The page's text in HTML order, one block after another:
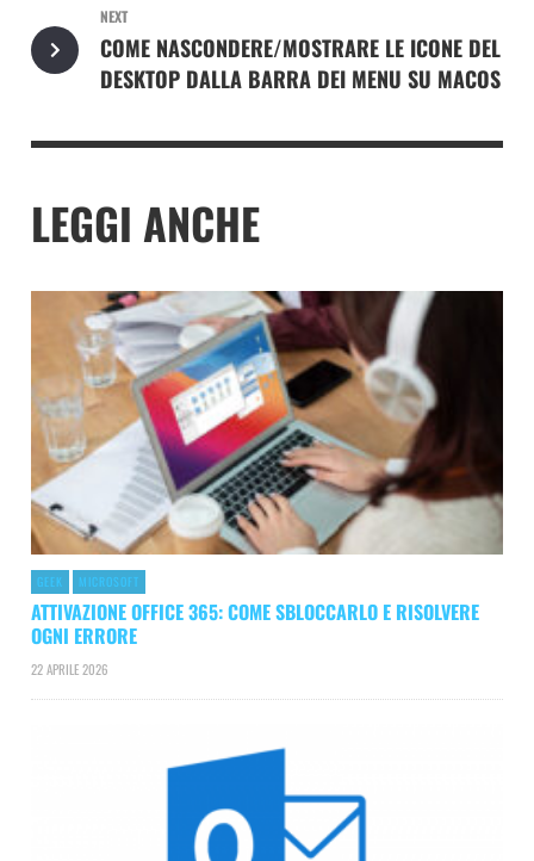
NEXT
COME NASCONDERE/MOSTRARE LE ICONE DEL
DESKTOP DALLA BARRA DEI MENU SU MACOS
LEGGI ANCHE
GEEK MICROSOFT
ATTIVAZIONE OFFICE 365: COME SBLOCCARLO E RISOLVERE
OGNI ERRORE
22 APRILE 2026